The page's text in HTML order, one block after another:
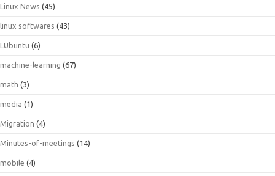
Linux News (45)
linux softwares (43)
LUbuntu (6)
machine-learning (67)
math (3)
media (1)
Migration (4)
Minutes-of-meetings (14)
mobile (4)